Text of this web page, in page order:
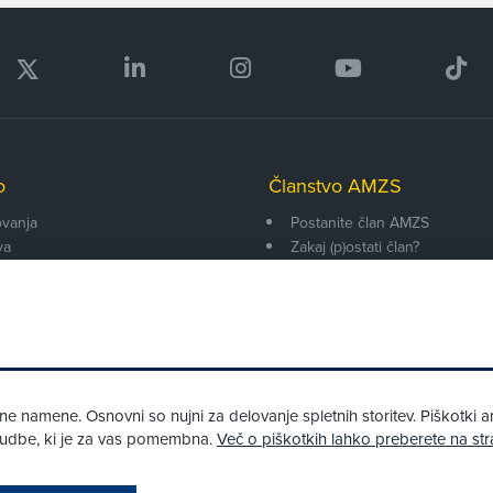
Članstvo AMZS
Postanite član AMZS
Zakaj (p)ostati član?
namene. Osnovni so nujni za delovanje spletnih storitev. Piškotki
ki je za vas pomembna.Več o piškotkih lahko preberete na